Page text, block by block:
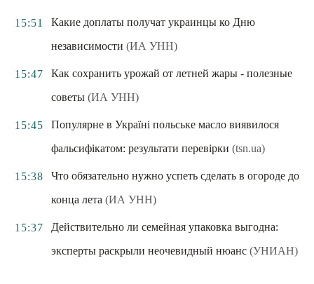
15:51
Какие доплаты получат украинцы ко Дню
независимости (ИА УНН)
15:47
Как сохранить урожай от летней жары - полезные
советы (ИА УНН)
15:45
Популярне в Україні польське масло виявилося
фальсифікатом: результати перевірки (tsn.ua)
15:38
Что обязательно нужно успеть сделать в огороде до
конца лета (ИА УНН)
15:37
Действительно ли семейная упаковка выгодна:
эксперты раскрыли неочевидный нюанс (УНИАН)